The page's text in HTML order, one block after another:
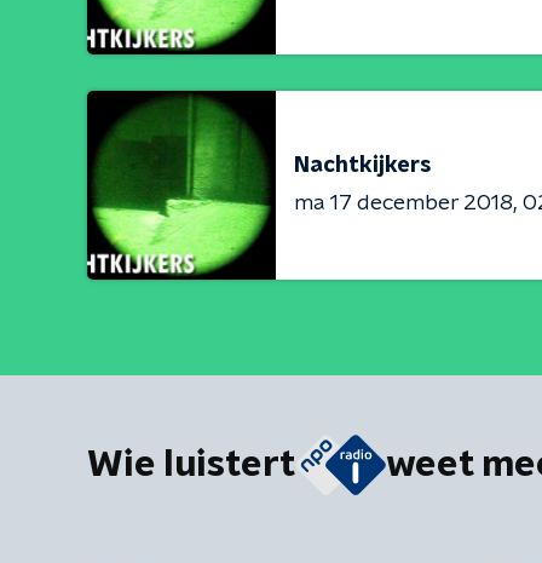
Nachtkijkers
ma 17 december 2018
Wie luistert weet